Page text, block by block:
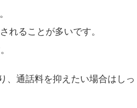
れることが多いです。
、通話料を抑えたい場合はしっ